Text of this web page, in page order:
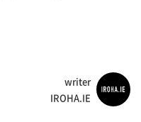
writer
IROHA.IE